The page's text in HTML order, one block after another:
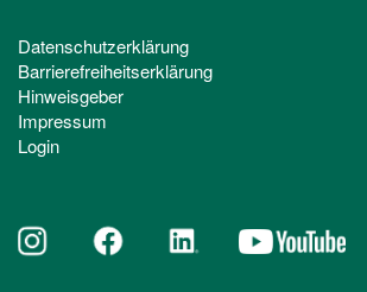
Datenschutzerklärung
Barrierefreiheitserklärung
Hinweisgeber
Impressum
Login